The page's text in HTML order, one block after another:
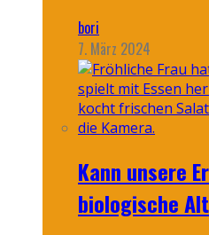
bori
7. März 2024
Kann unsere
biologische